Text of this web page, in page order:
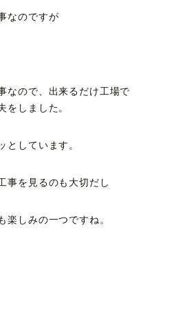
なのですが
なので、出来るだけ工場で
をしました。
としています。
事を見るのも大切だし
楽しみの一つですね。